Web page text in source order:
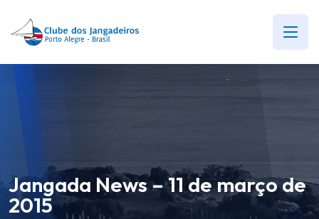
Jangada News – 11 de março de
2015